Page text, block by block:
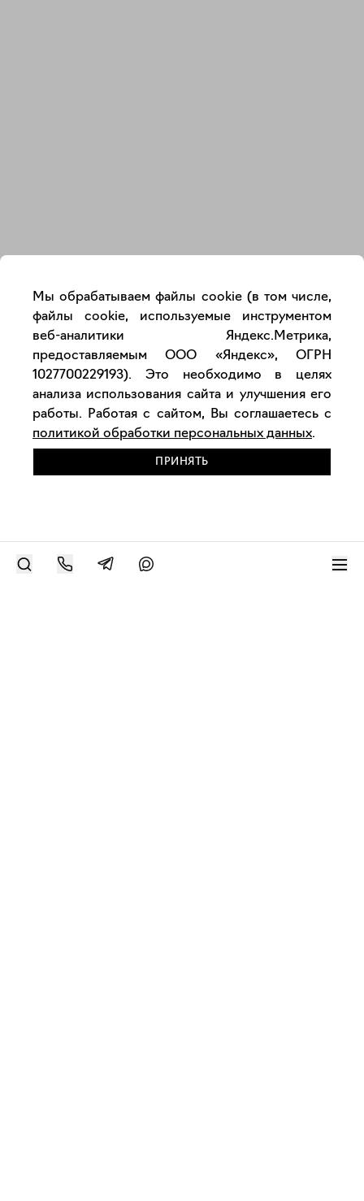
Мы обрабатываем файлы cookie (в том числе,
файлы cookie, используемые инструментом
веб-аналитики Яндекс.Метрика,
предоставляемым ООО «Яндекс», ОГРН
1027700229193). Это необходимо в целях
анализа использования сайта и улучшения его
работы. Работая с сайтом, Вы соглашаетесь с
политикой обработки персональных данных.
ПРИНЯТЬ